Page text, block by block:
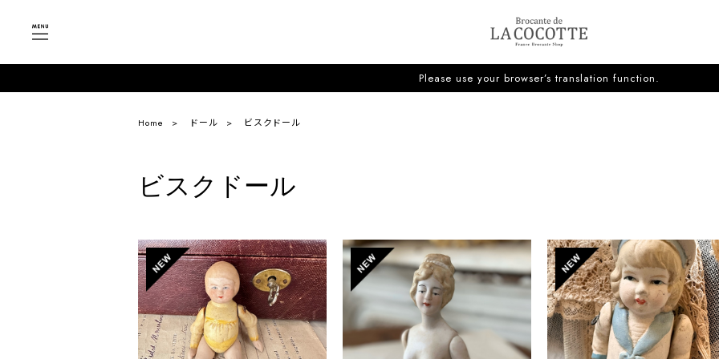
Please use your browser’s translation function.
Home ドール ビスクドール
ビスクドール